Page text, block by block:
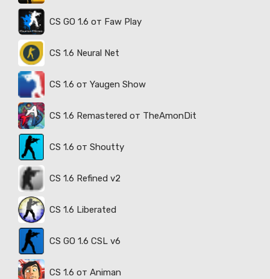
CS GO 1.6 от Faw Play
CS 1.6 Neural Net
CS 1.6 от Yaugen Show
CS 1.6 Remastered от TheAmonDit
CS 1.6 от Shoutty
CS 1.6 Refined v2
CS 1.6 Liberated
CS GO 1.6 CSL v6
CS 1.6 от Animan